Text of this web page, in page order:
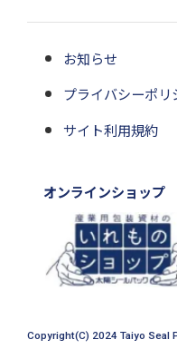
オンラインショップ
お知らせ
プライバシーポリ
サイト利用規約
Copyright(C) 2024 Taiyo Seal